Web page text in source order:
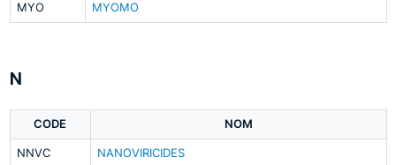
MYO MYOMO
N
CODE NOM
NNVC NANOVIRICIDES